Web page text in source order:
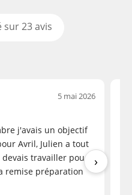
François pour son super
pour mon
mois et maintenant
chaque semaine nos
état physique, de
c'est cardio et
d'autres fois c'est
sol, pilates et un moins
recommande ce super
du rugby pro, qui
sur 23 avis
5 mai 2026
j'avais un objectif
Avril, Julien a tout
devais travailler pour
remise préparation
›